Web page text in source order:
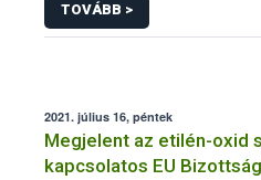
TOVÁBB >
2021. július 16, péntek
Megjelent az etilén-oxid
kapcsolatos EU